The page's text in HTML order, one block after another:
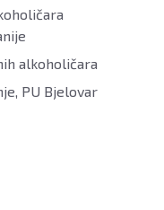
alkoholičara
PU Bjelovar